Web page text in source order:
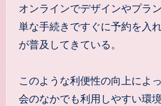
オンラインでデザインやプラ
単な手続きですぐに予約を入
が普及してきている。
このような利便性の向上によ
会のなかでも利用しやすい環